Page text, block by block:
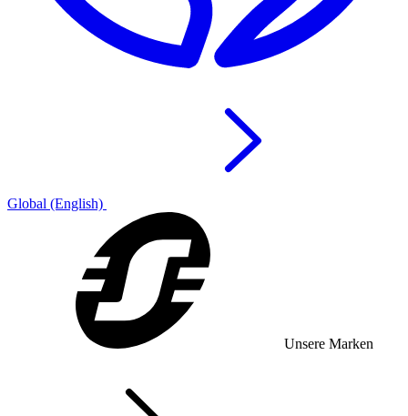
Global (English)
Unsere Marken